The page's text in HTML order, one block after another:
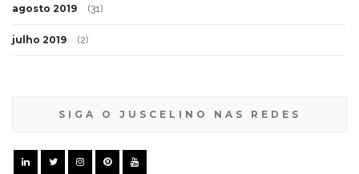
agosto 2019 (31)
julho 2019 (2)
SIGA O JUSCELINO NAS REDES